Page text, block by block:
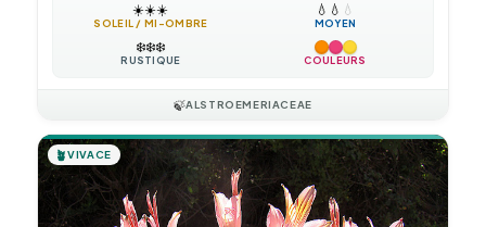
☀️☀️☀️
SOLEIL / MI-OMBRE
💧 💧 💧
MOYEN
❄️❄️❄️
RUSTIQUE COULEURS
🍃ALSTROEMERIACEAE
🪴VIVACE